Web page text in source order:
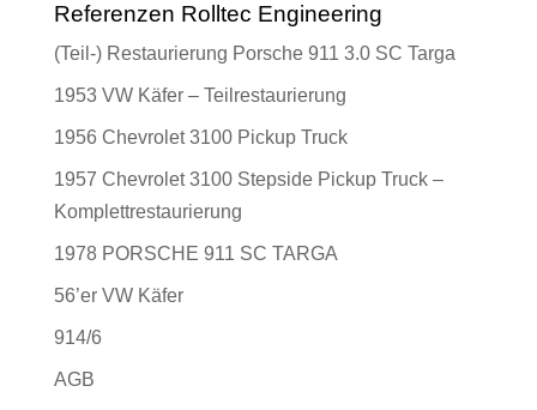
Referenzen Rolltec Engineering
(Teil-) Restaurierung Porsche 911 3.0 SC Targa
1953 VW Käfer – Teilrestaurierung
1956 Chevrolet 3100 Pickup Truck
1957 Chevrolet 3100 Stepside Pickup Truck –
Komplettrestaurierung
1978 PORSCHE 911 SC TARGA
56’er VW Käfer
914/6
AGB